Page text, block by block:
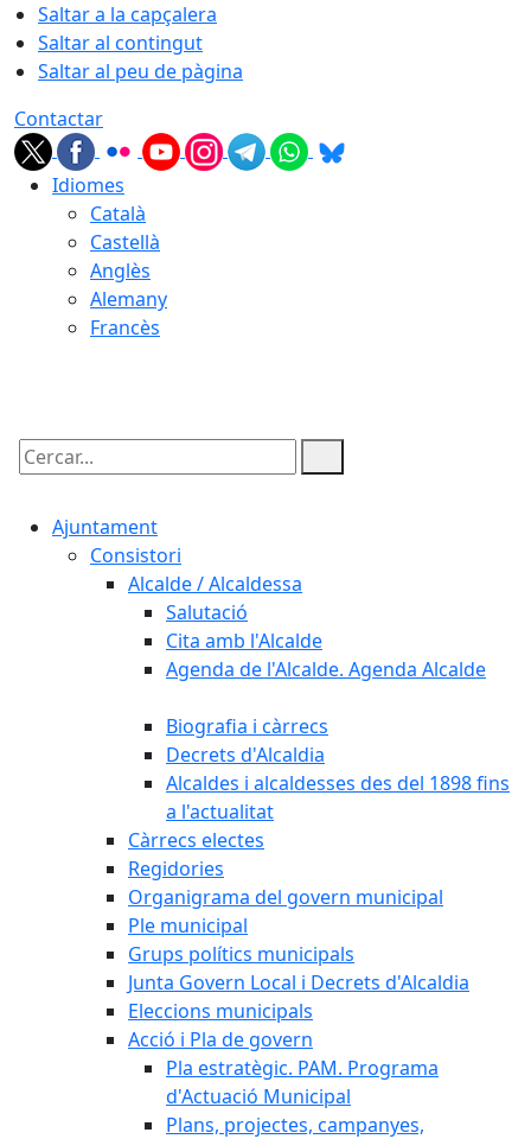
Saltar a la capçalera
Saltar al contingut
Saltar al peu de pàgina
Contactar
Idiomes
Català
Castellà
Anglès
Alemany
Francès
Cercar:
Ajuntament
Consistori
Alcalde / Alcaldessa
Salutació
Cita amb l'Alcalde
Agenda de l'Alcalde. Agenda Alcalde
Biografia i càrrecs
Decrets d'Alcaldia
Alcaldes i alcaldesses des del 1898 fins
a l'actualitat
Càrrecs electes
Regidories
Organigrama del govern municipal
Ple municipal
Grups polítics municipals
Junta Govern Local i Decrets d'Alcaldia
Eleccions municipals
Acció i Pla de govern
Pla estratègic. PAM. Programa
d'Actuació Municipal
Plans, projectes, campanyes,